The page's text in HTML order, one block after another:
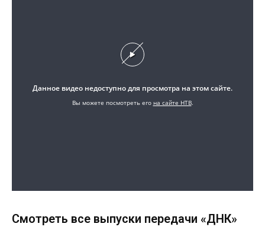
Смотреть все выпуски передачи «ДНК»